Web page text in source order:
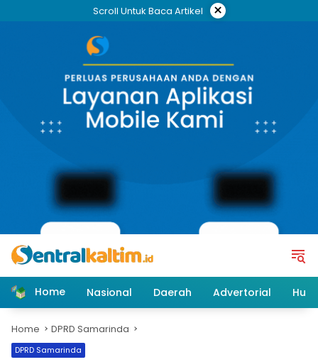
Scroll Untuk Baca Artikel ×
Home Nasional Daerah Advertorial
Home DPRD Samarinda
DPRD Samarinda